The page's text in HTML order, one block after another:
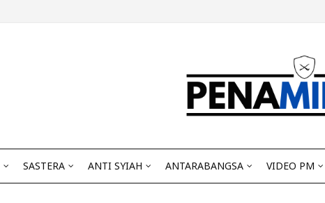
SASTERA ANTI SYIAH ANTARABANGSA VIDEO PM